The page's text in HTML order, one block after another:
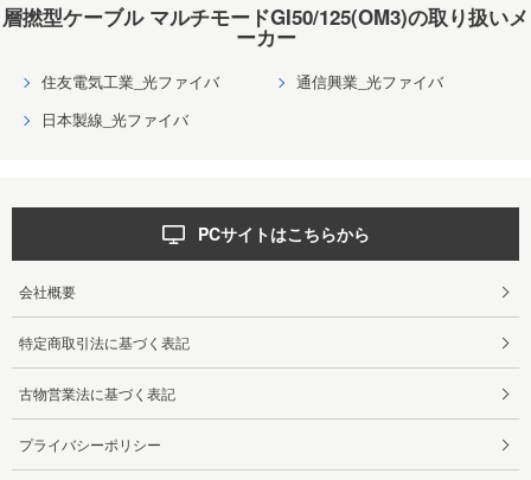
層撚型ケーブル マルチモードGI50/125(OM3)の取り扱いメ
ーカー
住友電気工業_光ファイバ
通信興業_光ファイバ
日本製線_光ファイバ
PCサイトはこちらから
会社概要
特定商取引法に基づく表記
古物営業法に基づく表記
プライバシーポリシー